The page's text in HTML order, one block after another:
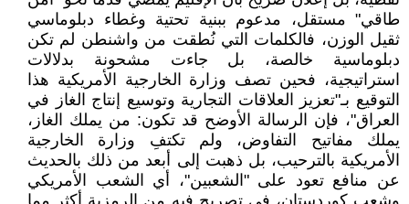
طاقي" مستقل، مدعوم ببنية تحتية وغطاء دبلوماسي
ثقيل الوزن، فالكلمات التي نُطقت من واشنطن لم تكن
دبلوماسية خالصة، بل جاءت مشحونة بدلالات
استراتيجية، فحين تصف وزارة الخارجية الأمريكية هذا
التوقيع بـ"تعزيز العلاقات التجارية وتوسيع إنتاج الغاز في
العراق"، فإن الرسالة الأوضح قد تكون: من يملك الغاز،
يملك مفاتيح التفاوض، ولم تكتفِ وزارة الخارجية
الأمريكية بالترحيب، بل ذهبت إلى أبعد من ذلك بالحديث
عن منافع تعود على "الشعبين"، أي الشعب الأمريكي